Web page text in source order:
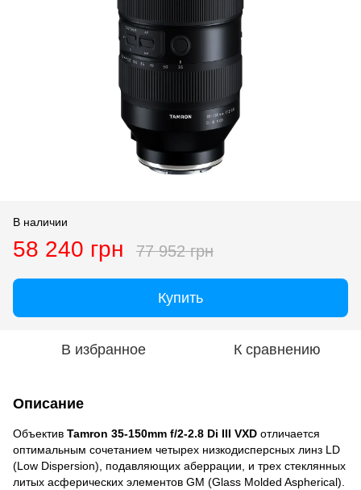
В наличии
58 240 грн 77 952 грн
Купить
В избранное К сравнению
Описание
Объектив Tamron 35-150mm f/2-2.8 Di III VXD отличается
оптимальным сочетанием четырех низкодисперсных линз LD
(Low Dispersion), подавляющих аберрации, и трех стеклянных
литых асферических элементов GM (Glass Molded Aspherical).